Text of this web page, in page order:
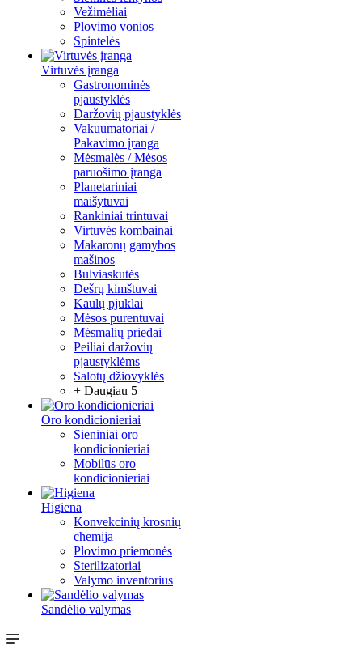
Vežimėliai
Plovimo vonios
Spintelės
Virtuvės įranga
Gastronominės
pjaustyklės
Daržovių pjaustyklės
Vakuumatoriai /
Pakavimo įranga
Mėsmalės / Mėsos
paruošimo įranga
Planetariniai
maišytuvai
Rankiniai trintuvai
Virtuvės kombainai
Makaronų gamybos
mašinos
Bulviaskutės
Dešrų kimštuvai
Kaulų pjūklai
Mėsos purentuvai
Mėsmalių priedai
Peiliai daržovių
pjaustyklėms
Salotų džiovyklės
+ Daugiau 5
Oro kondicionieriai
Sieniniai oro
kondicionieriai
Mobilūs oro
kondicionieriai
Higiena
Konvekcinių krosnių
chemija
Plovimo priemonės
Sterilizatoriai
Valymo inventorius
Sandėlio valymas